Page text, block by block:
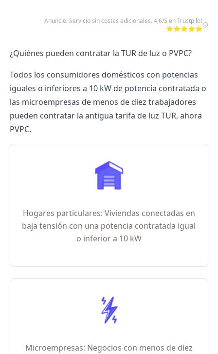
Anuncio: Servicio sin costes adicionales. 4,6/5 en Trustpilot
⭐⭐⭐⭐⭐
¿Quiénes pueden contratar la TUR de luz o PVPC?
Todos los consumidores domésticos con potencias
iguales o inferiores a 10 kW de potencia contratada o
las microempresas de menos de diez trabajadores
pueden contratar la antigua tarifa de luz TUR, ahora
PVPC.
Hogares particulares: Viviendas conectadas en
baja tensión con una potencia contratada igual
o inferior a 10 kW
Microempresas: Negocios con menos de diez